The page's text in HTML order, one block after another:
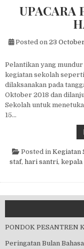
UPACARA
Posted on 23
Pelantikan yang
kegiatan sekolah
dilaksanakan pada
Oktober 2018 dan
Sekolah untuk
15…
Posted in Kegiatan
staf, hari santri, kepala
PONDOK PESANTREN
Peringatan Bulan